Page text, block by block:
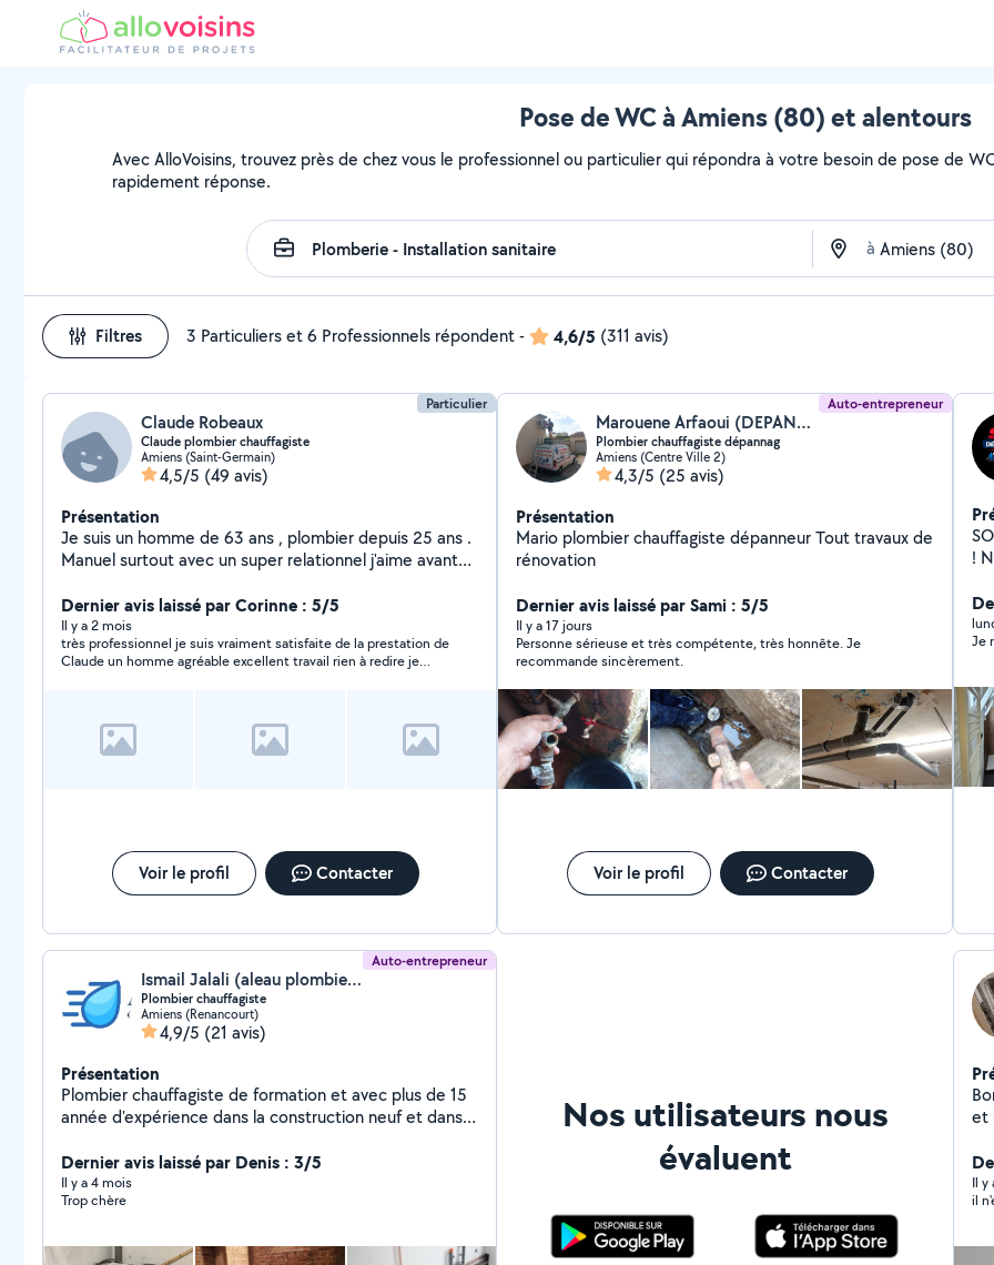
Pose de WC à Amiens (80) et alentours
Avec AlloVoisins, trouvez près de chez vous le professionnel ou particulier qui répondra à votre besoin de pose de
rapidement réponse.
à
Filtres 3 Particuliers et 6 Professionnels répondent- 4,6/5 (311 avis)
Particulier
Claude Robeaux
Claude plombier chauffagiste
Amiens (Saint-Germain)
4,5/5 (49 avis)
Présentation
Je suis un homme de 63 ans , plombier depuis 25 ans .
Manuel surtout avec un super relationnel j'aime avant
Dernier avis laissé par Corinne : 5/5
Il y a 2 mois
très professionnel je suis vraiment satisfaite de la prestation de
Claude un homme agréable excellent travail rien à redire je
Voir le profil Contacter
Auto-entrepreneur
Marouene Arfaoui (DEPANNAGE CONFIANCE)
Plombier chauffagiste dépannag
Amiens (Centre Ville 2)
4,3/5 (25 avis)
Présentation
Mario plombier chauffagiste dépanneur Tout travaux de
rénovation
Dernier avis laissé par Sami : 5/5
Il y a 17 jours
Personne sérieuse et très compétente, très honnête. Je
recommande sincèrement.
Voir le profil Contacter
SOS
!
Je
Auto-entrepreneur
Ismail Jalali (aleau plombier chauffagiste)
Plombier chauffagiste
Amiens (Renancourt)
4,9/5 (21 avis)
Présentation
Plombier chauffagiste de formation et avec plus de 15
année d'expérience dans la construction neuf et dans
chaude Ballon thermodynamiques Installation de
moteur vmc Dépannage et rechercher de fuite
Entretien de chaudière Installer des appareils sanitaires
Accessoires pour les personnes a mobilité réduite
Dernier avis laissé par Denis : 3/5
Il y a 4 mois
Trop chère
Nos utilisateurs nous
évaluent
et
(ce qui
bricole Zero.Six
Il y
il